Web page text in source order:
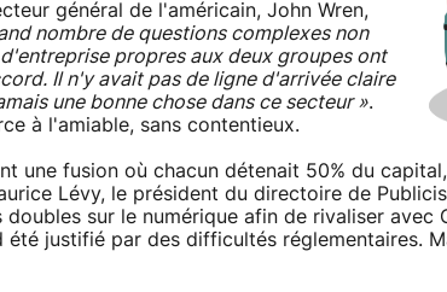
général de l'américain, John Wren,
nombre de questions complexes non
propres aux deux groupes ont
Il n'y avait pas de ligne d'arrivée claire
une bonne chose dans ce secteur ».
à l'amiable, sans contentieux.
une fusion où chacun détenait 50% du
Lévy, le président du directoire de
sur le numérique afin de rivaliser avec
justifié par des difficultés réglementaires.